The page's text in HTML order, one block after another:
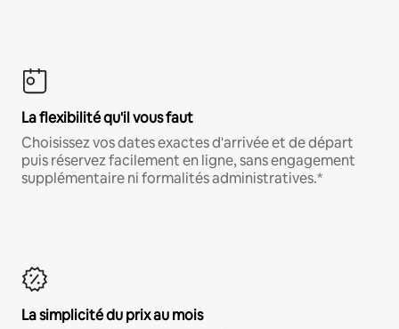
La flexibilité qu'il vous faut
Choisissez vos dates exactes d'arrivée et de départ
puis réservez facilement en ligne, sans engagement
supplémentaire ni formalités administratives.*
La simplicité du prix au mois